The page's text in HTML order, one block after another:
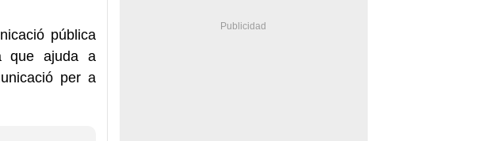
pública
que ajuda a
per a